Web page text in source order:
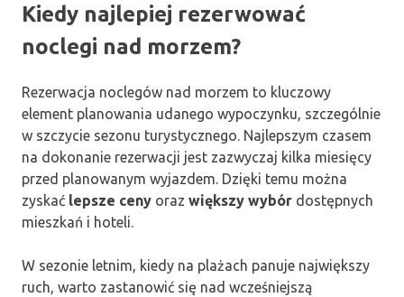
Kiedy najlepiej rezerwować
noclegi nad morzem?
Rezerwacja noclegów nad morzem to kluczowy
element planowania udanego wypoczynku, szczególnie
w szczycie sezonu turystycznego. Najlepszym czasem
na dokonanie rezerwacji jest zazwyczaj kilka miesięcy
przed planowanym wyjazdem. Dzięki temu można
zyskać lepsze ceny oraz większy wybór dostępnych
mieszkań i hoteli.
W sezonie letnim, kiedy na plażach panuje największy
ruch, warto zastanowić się nad wcześniejszą